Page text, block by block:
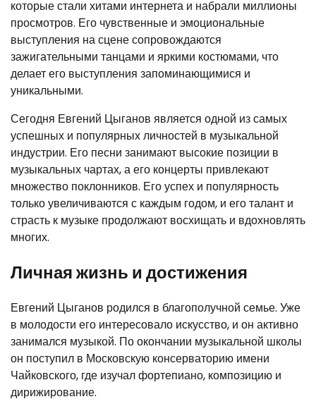
которые стали хитами интернета и набрали миллионы
просмотров. Его чувственные и эмоциональные
выступления на сцене сопровождаются
зажигательными танцами и яркими костюмами, что
делает его выступления запоминающимися и
уникальными.
Сегодня Евгений Цыганов является одной из самых
успешных и популярных личностей в музыкальной
индустрии. Его песни занимают высокие позиции в
музыкальных чартах, а его концерты привлекают
множество поклонников. Его успех и популярность
только увеличиваются с каждым годом, и его талант и
страсть к музыке продолжают восхищать и вдохновлять
многих.
Личная жизнь и достижения
Евгений Цыганов родился в благополучной семье. Уже
в молодости его интересовало искусство, и он активно
занимался музыкой. По окончании музыкальной школы
он поступил в Московскую консерваторию имени
Чайковского, где изучал фортепиано, композицию и
дирижирование.